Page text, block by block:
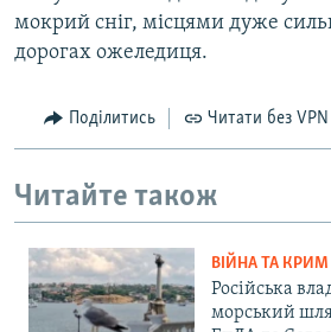
мокрий сніг, місцями дуже
дорогах ожеледиця.
Поділитись Читати без VPN
Читайте також
ВІЙНА ТА КРИМ
Російська
морський